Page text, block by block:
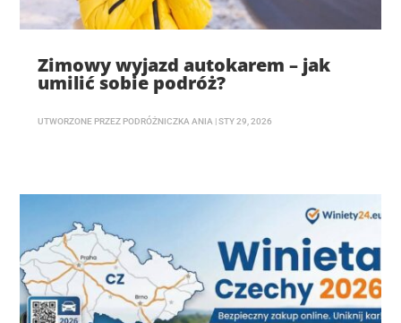
Zimowy wyjazd autokarem – jak
umilić sobie podróż?
UTWORZONE PRZEZ PODRÓŻNICZKA ANIA |STY 29, 2026